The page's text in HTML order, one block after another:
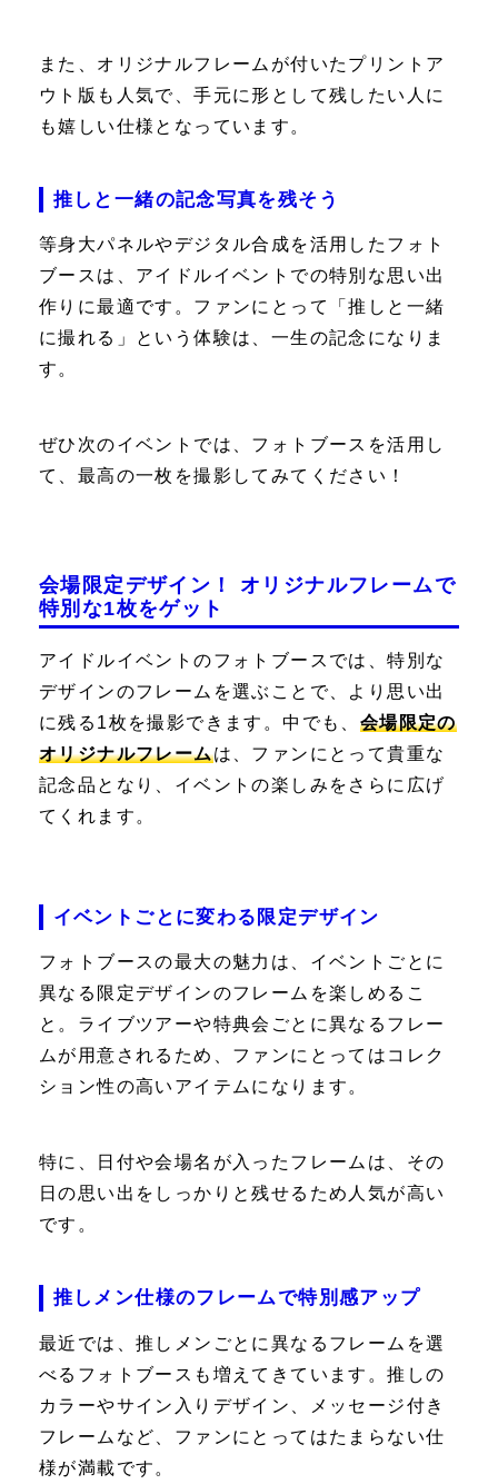
また、オリジナルフレームが付いたプリントア
ウト版も人気で、手元に形として残したい人に
も嬉しい仕様となっています。
推しと一緒の記念写真を残そう
等身大パネルやデジタル合成を活用したフォト
ブースは、アイドルイベントでの特別な思い出
作りに最適です。ファンにとって「推しと一緒
に撮れる」という体験は、一生の記念になりま
す。
ぜひ次のイベントでは、フォトブースを活用し
て、最高の一枚を撮影してみてください！
会場限定デザイン！ オリジナルフレームで
特別な1枚をゲット
アイドルイベントのフォトブースでは、特別な
デザインのフレームを選ぶことで、より思い出
に残る1枚を撮影できます。中でも、 会場限定の
オリジナルフレームは、ファンにとって貴重な
記念品となり、イベントの楽しみをさらに広げ
てくれます。
イベントごとに変わる限定デザイン
フォトブースの最大の魅力は、イベントごとに
異なる限定デザインのフレームを楽しめるこ
と。ライブツアーや特典会ごとに異なるフレー
ムが用意されるため、ファンにとってはコレク
ション性の高いアイテムになります。
特に、日付や会場名が入ったフレームは、その
日の思い出をしっかりと残せるため人気が高い
です。
推しメン仕様のフレームで特別感アップ
最近では、推しメンごとに異なるフレームを選
べるフォトブースも増えてきています。推しの
カラーやサイン入りデザイン、メッセージ付き
フレームなど、ファンにとってはたまらない仕
様が満載です。